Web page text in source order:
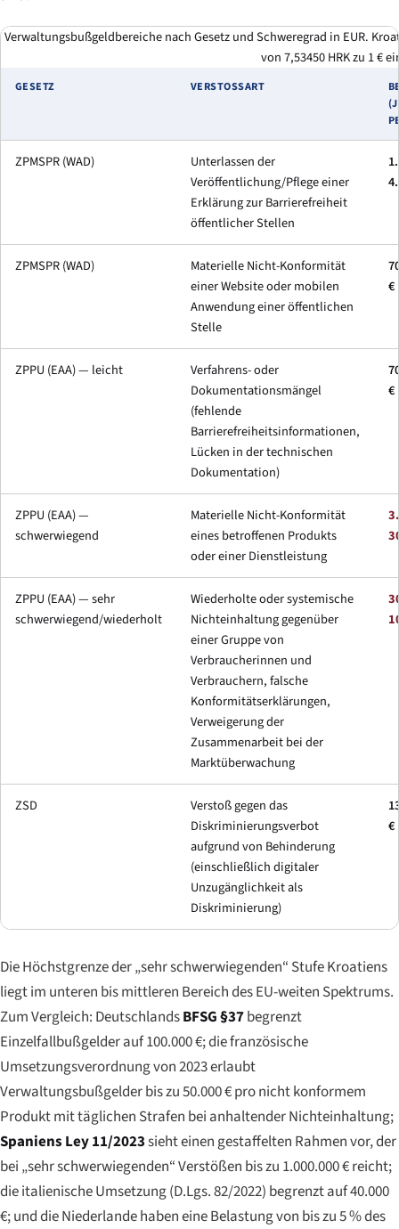
Verwaltungsbußgeldbereiche nach Gesetz und Schweregrad in EUR.
von 7,53450 HRK zu 1 €
GESETZ VERSTOSSART
ZPMSPR (WAD)
Unterlassen der
Veröffentlichung/Pflege einer
Erklärung zur Barrierefreiheit
öffentlicher Stellen
ZPMSPR (WAD)
Materielle Nicht-Konformität
einer Website oder mobilen
Anwendung einer öffentlichen
Stelle
€
ZPPU (EAA) — leicht
Verfahrens- oder
Dokumentationsmängel
(fehlende
Barrierefreiheitsinformationen,
Lücken in der technischen
Dokumentation)
€
ZPPU (EAA) —
schwerwiegend
Materielle Nicht-Konformität
eines betroffenen Produkts
oder einer Dienstleistung
ZPPU (EAA) — sehr
schwerwiegend/wiederholt
Wiederholte oder systemische
Nichteinhaltung gegenüber
einer Gruppe von
Verbraucherinnen und
Verbrauchern, falsche
Konformitätserklärungen,
Verweigerung der
Zusammenarbeit bei der
Marktüberwachung
ZSD
Verstoß gegen das
Diskriminierungsverbot
aufgrund von Behinderung
(einschließlich digitaler
Unzugänglichkeit als
Diskriminierung)
€
Die Höchstgrenze der „sehr schwerwiegenden“ Stufe Kroatiens
liegt im unteren bis mittleren Bereich des EU-weiten Spektrums.
Zum Vergleich: DeutschlandsBFSG §37begrenzt
Einzelfallbußgelder auf 100.000 €; die französische
Umsetzungsverordnung von 2023 erlaubt
Verwaltungsbußgelder bis zu 50.000 € pro nicht konformem
Produkt mit täglichen Strafen bei anhaltender Nichteinhaltung;
Spaniens Ley 11/2023sieht einen gestaffelten Rahmen vor, der
bei „sehr schwerwiegenden“ Verstößen bis zu 1.000.000 € reicht;
die italienische Umsetzung (D.Lgs. 82/2022) begrenzt auf 40.000
€; und die Niederlande haben eine Belastung von bis zu 5 % des